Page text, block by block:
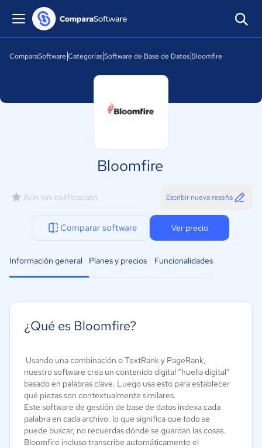
ComparaSoftware CategoríasSoftware de Base de Datos Bloomfire
Bloomfire
Aún sin calificación Escribir nueva reseña
Comparar software Ver precio
Información general Planes y precios Funcionalidades
¿Qué es Bloomfire?
Usando una combinación o TextRank y PageRank,
nuestro software crea un contenido digital “huella digital”
basado en palabras clave. Luego usa esto para establecer
qué piezas son contextualmente similares.
Este software de gestión de base de datos indexa cada
palabra en cada archivo. lo que significa que todo se
puede buscar, no recuerdas dónde se guardan las cosas.
Bloomfire incluso transcribe automáticamente el